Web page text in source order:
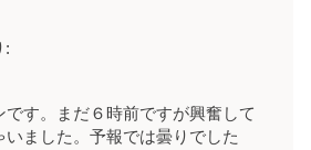
:
です。まだ６時前ですが興奮して
ました。予報では曇りでした